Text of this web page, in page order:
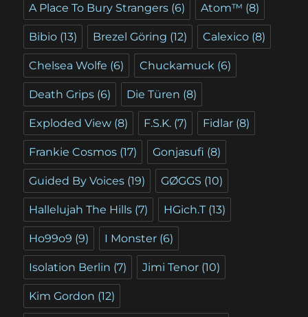
A Place To Bury Strangers (6) Atom™ (8)
Bibio (13) Brezel Göring (12) Calexico (8)
Chelsea Wolfe (6) Chuckamuck (6)
Death Grips (6) Die Türen (8)
Exploded View (8) F.S.K. (7) Fidlar (8)
Frankie Cosmos (17) Gonjasufi (8)
Guided By Voices (19) GØGGS (10)
Hallelujah The Hills (7) HGich.T (13)
Ho99o9 (9) I Monster (6)
Isolation Berlin (7) Jimi Tenor (10)
Kim Gordon (12)